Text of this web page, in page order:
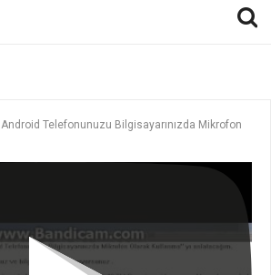
Android Telefonunuzu Bilgisayarınızda Mikrofon